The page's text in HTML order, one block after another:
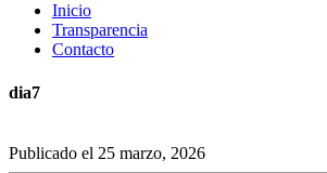
Inicio
Transparencia
Contacto
dia7
Publicado el 25 marzo, 2026